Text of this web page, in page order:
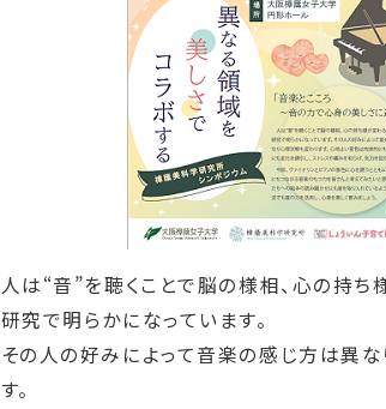
人は“音”を聴くことで脳の様相、心の持
研究で明らかになっています。
その人の好みによって音楽の感じ方は異
す。